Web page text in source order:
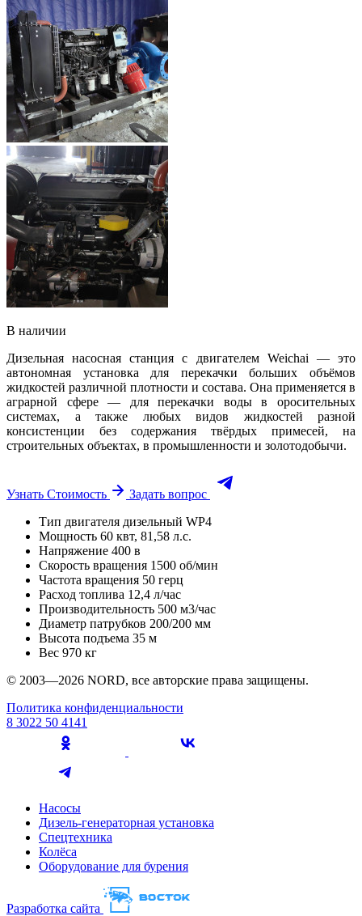
В наличии
Дизельная насосная станция с двигателем Weichai — это
автономная установка для перекачки больших объёмов
жидкостей различной плотности и состава. Она применяется в
аграрной сфере — для перекачки воды в оросительных
системах, а также любых видов жидкостей разной
консистенции без содержания твёрдых примесей, на
строительных объектах, в промышленности и золотодобычи.
Узнать Стоимость
Задать вопрос
Tип двигателя дизельный WP4
Мощность 60 квт, 81,58 л.с.
Напряжение 400 в
Скорость вращения 1500 об/мин
Частота вращения 50 герц
Расход топлива 12,4 л/час
Производительность 500 м3/час
Диаметр патрубков 200/200 мм
Высота подъема 35 м
Вес 970 кг
© 2003—2026 NORD, все авторские права защищены.
Политика конфиденциальности
8 3022 50 4141
Насосы
Дизель-генераторная установка
Спецтехника
Колёса
Оборудование для бурения
Разработка сайта